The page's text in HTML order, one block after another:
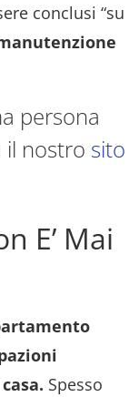
conclusi “su
persona
il nostro sito
E’ Mai
Spesso